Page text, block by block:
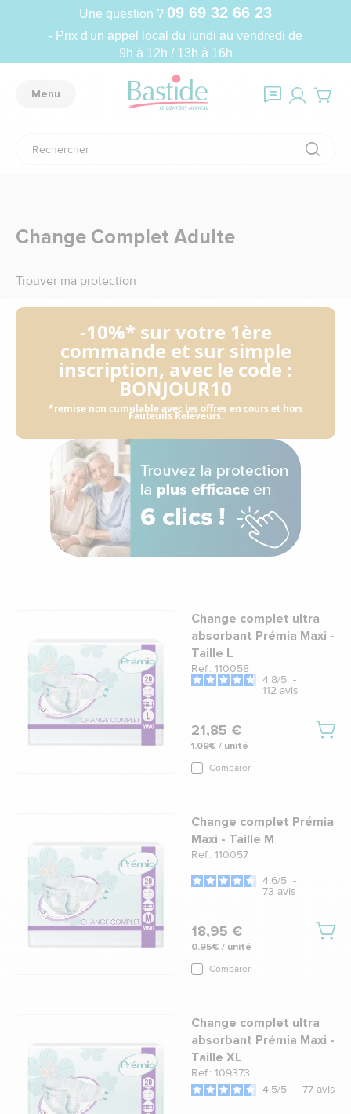
Une question ? 09 69 32 66 23
- Prix d'un appel local du lundi au vendredi de
9h à 12h / 13h à 16h
Menu
Change Complet Adulte
Trouver ma protection
-10%* sur votre 1ère
commande et sur simple
inscription, avec le code :
BONJOUR10
*remise non cumulable avec les offres en cours et hors
Fauteuils Releveurs.
Change complet ultra
absorbant Prémia Maxi -
Taille L
Ref.: 110058
4.8/5 -
112 avis
21,85 €
1.09€ / unité
Comparer
Change complet Prémia
Maxi - Taille M
Ref.: 110057
4.6/5 -
73 avis
18,95 €
0.95€ / unité
Comparer
Change complet ultra
absorbant Prémia Maxi -
Taille XL
Ref.: 109373
4.5/5 - 77 avis